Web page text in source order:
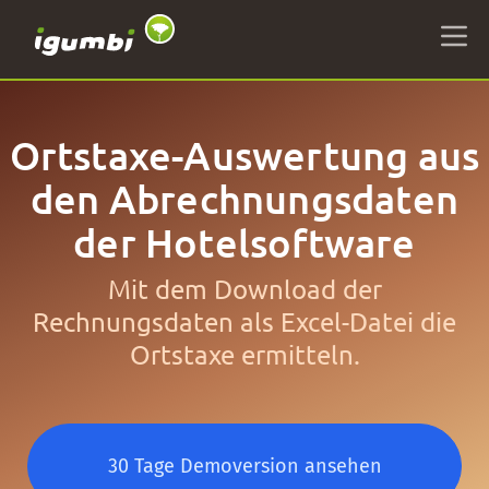
Ortstaxe-Auswertung aus
den Abrechnungsdaten
der Hotelsoftware
Mit dem Download der
Rechnungsdaten als Excel-Datei die
Ortstaxe ermitteln.
30 Tage Demoversion ansehen